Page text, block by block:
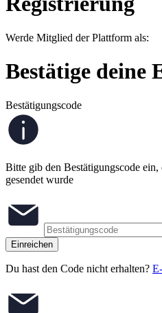
Werde Mitglied der Plattform als:
Bestätige deine
Bestätigungscode
Bitte gib den Bestätigungscode
gesendet wurde
Einreichen
Du hast den Code nicht erhalten?